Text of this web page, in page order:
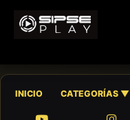
INICIO CATEGORÍAS ▼